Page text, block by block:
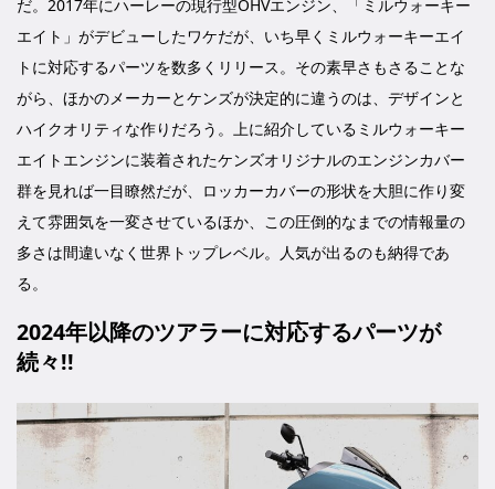
だ。2017年にハーレーの現行型OHVエンジン、「ミルウォーキー
エイト」がデビューしたワケだが、いち早くミルウォーキーエイ
トに対応するパーツを数多くリリース。その素早さもさることな
がら、ほかのメーカーとケンズが決定的に違うのは、デザインと
ハイクオリティな作りだろう。上に紹介しているミルウォーキー
エイトエンジンに装着されたケンズオリジナルのエンジンカバー
群を見れば一目瞭然だが、ロッカーカバーの形状を大胆に作り変
えて雰囲気を一変させているほか、この圧倒的なまでの情報量の
多さは間違いなく世界トップレベル。人気が出るのも納得であ
る。
2024年以降のツアラーに対応するパーツが
続々!!